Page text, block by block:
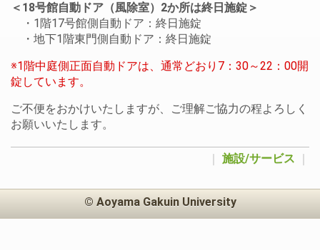
＜18号館自動ドア（風除室）2か所は終日施錠＞
・1階17号館側自動ドア：終日施錠
・地下1階東門側自動ドア：終日施錠
※1階中庭側正面自動ドアは、通常どおり7：30～22：00開
錠しています。
ご不便をおかけいたしますが、ご理解ご協力の程よろしく
お願いいたします。
施設/サービス
© Aoyama Gakuin University